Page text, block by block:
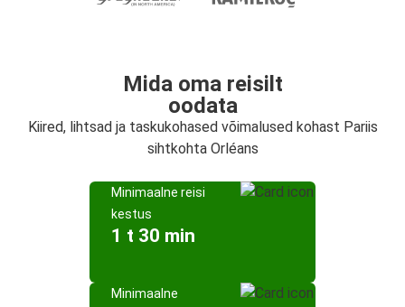
Mida oma reisilt
oodata
Kiired, lihtsad ja taskukohased võimalused kohast Pariis
sihtkohta Orléans
Minimaalne reisi
kestus
1 t 30 min
Minimaalne